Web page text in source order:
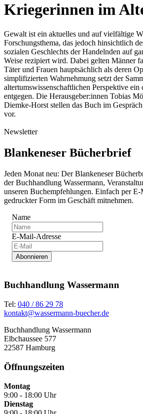
Kriegerinnen im
Gewalt ist ein aktuelles und auf vielfältige
Forschungsthema, das jedoch hinsichtlich
sozialen Geschlechts der Handelnden auf
Weise rezipiert wird. Dabei gelten Männer
Täter und Frauen hauptsächlich als deren
simplifizierten Wahrnehmung setzt der
altertumswissenschaftlichen Perspektive
entgegen. Die Herausgeber:innen Tobias
Diemke-Horst stellen das Buch im
vor.
Newsletter
Blankeneser Bücherbrief
Jeden Monat neu: Der Blankeneser
der Buchhandlung Wassermann,
unseren Buchempfehlungen. Einfach per
gedruckter Form im Geschäft mitnehmen.
Name
E-Mail-Adresse
Abonnieren
Buchhandlung Wassermann
Tel: 040 / 86 29 78
kontakt@wassermann-buecher.de
Buchhandlung Wassermann
Elbchaussee 577
22587 Hamburg
Öffnungszeiten
Montag
9:00 - 18:00 Uhr
Dienstag